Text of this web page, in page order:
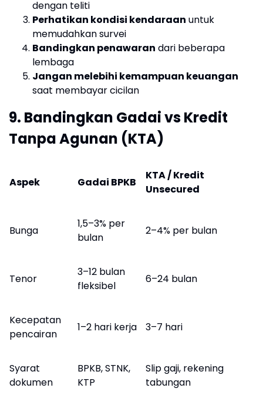
dengan teliti
Perhatikan kondisi kendaraan untuk
memudahkan survei
Bandingkan penawaran dari beberapa
lembaga
Jangan melebihi kemampuan keuangan
saat membayar cicilan
9. Bandingkan Gadai vs Kredit
Tanpa Agunan (KTA)
Aspek Gadai BPKB
KTA / Kredit
Unsecured
Bunga
1,5–3% per
bulan
2–4% per bulan
Tenor
3–12 bulan
fleksibel
6–24 bulan
Kecepatan
pencairan
1–2 hari kerja 3–7 hari
Syarat
dokumen
BPKB, STNK,
KTP
Slip gaji, rekening
tabungan